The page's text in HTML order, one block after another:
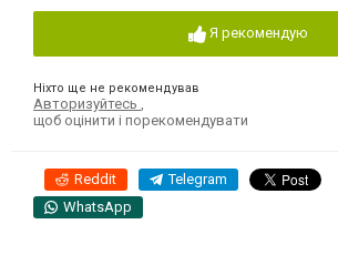
Я рекомендую
Ніхто ще не рекомендував
Авторизуйтесь
щоб оцінити і порекомендувати
Reddit Telegram
WhatsApp